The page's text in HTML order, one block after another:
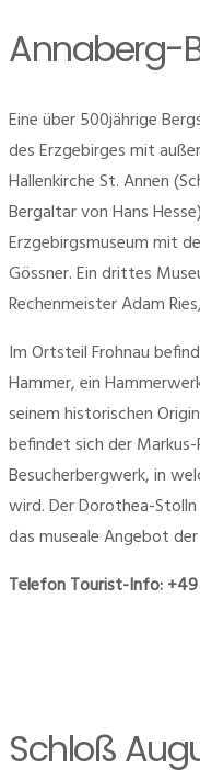
Annaberg-
Eine über 500jährige
des Erzgebirges mit
Hallenkirche St. Annen
Bergaltar von Hans
Erzgebirgsmuseum mit
Gössner. Ein drittes
Rechenmeister Adam
Im Ortsteil Frohnau
Hammer, ein
seinem historischen
befindet sich der
Besucherbergwerk, in
wird. Der Dorothea-
das museale Angebot
Telefon Tourist-Info: +49
Schloß